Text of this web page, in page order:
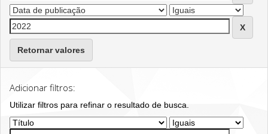
Retornar valores
Adicionar filtros:
Utilizar filtros para refinar o resultado de busca.